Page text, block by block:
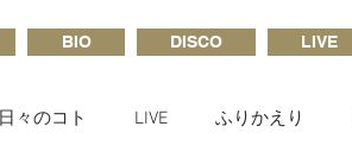
BIO DISCO LIVE
日々のコト LIVE ふりかえり